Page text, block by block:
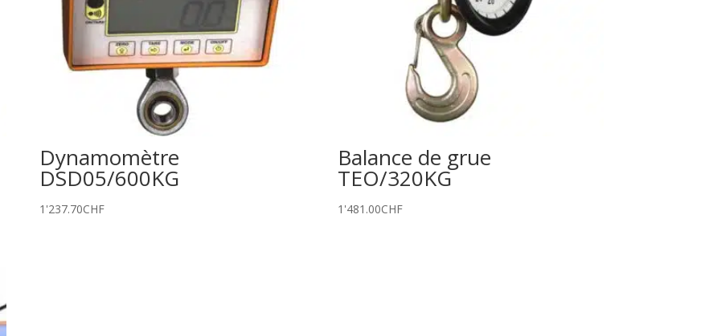
Dynamomètre
DSD05/600KG
1'237.70CHF
Balance de grue
TEO/320KG
1'481.00CHF